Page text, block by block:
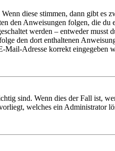
diese stimmen, dann gibt es
den Anweisungen folgen, die
werden – entweder musst
den dort enthaltenen
Adresse korrekt eingegeben
sind. Wenn dies der Fall ist,
welches ein Administrator